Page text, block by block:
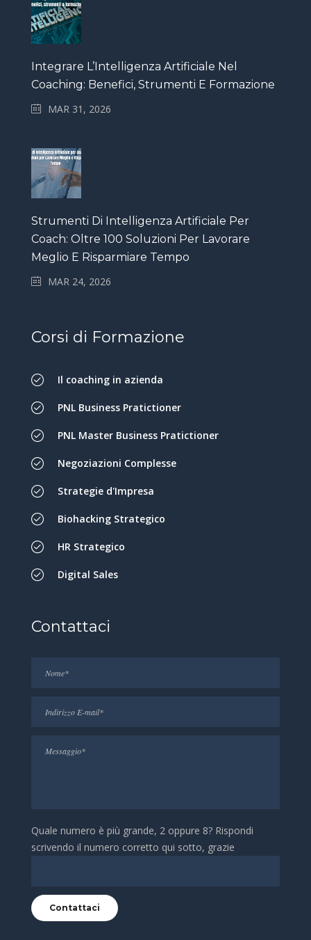
Integrare L’Intelligenza Artificiale Nel
Coaching: Benefici, Strumenti E Formazione
MAR 31, 2026
Strumenti Di Intelligenza Artificiale Per
Coach: Oltre 100 Soluzioni Per Lavorare
Meglio E Risparmiare Tempo
MAR 24, 2026
Corsi di Formazione
Il coaching in azienda
PNL Business Pratictioner
PNL Master Business Pratictioner
Negoziazioni Complesse
Strategie d'Impresa
Biohacking Strategico
HR Strategico
Digital Sales
Contattaci
Quale numero è più grande, 2 oppure 8? Rispondi
scrivendo il numero corretto qui sotto, grazie